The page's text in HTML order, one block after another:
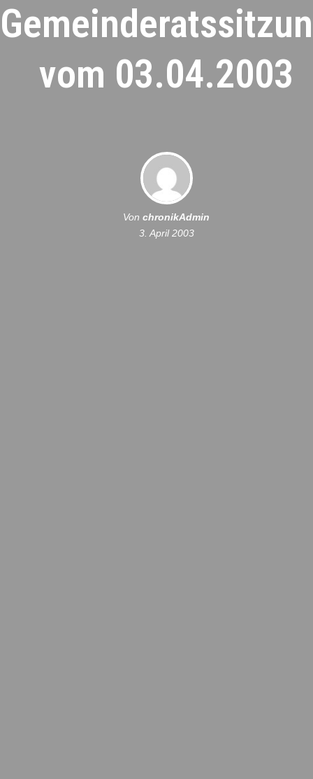
vom 03.04.2003
Von chronikAdmin
3. April 2003